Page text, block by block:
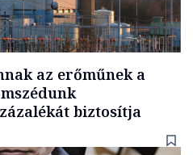
az erőműnek a
biztosítja